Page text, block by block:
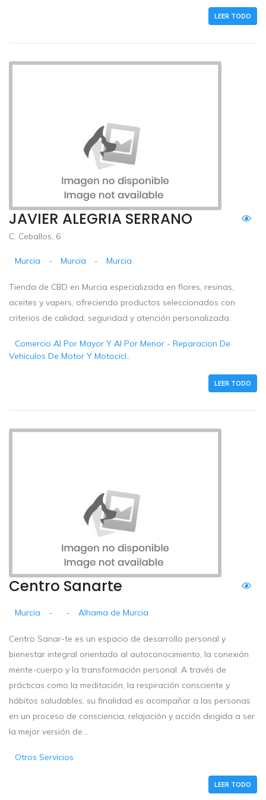
LEER TODO
JAVIER ALEGRIA SERRANO
C. Ceballos, 6
Murcia - Murcia - Murcia
Tienda de CBD en Murcia especializada en flores, resinas,
aceites y vapers, ofreciendo productos seleccionados con
criterios de calidad, seguridad y atención personalizada.
Comercio Al Por Mayor Y Al Por Menor - Reparacion De
Vehiculos De Motor Y Motocicl..
LEER TODO
Centro Sanarte
Murcia - - Alhama de Murcia
Centro Sanar-te es un espacio de desarrollo personal y
bienestar integral orientado al autoconocimiento, la conexión
mente-cuerpo y la transformación personal. A través de
prácticas como la meditación, la respiración consciente y
hábitos saludables, su finalidad es acompañar a las personas
en un proceso de consciencia, relajación y acción dirigida a ser
la mejor versión de...
Otros Servicios
LEER TODO